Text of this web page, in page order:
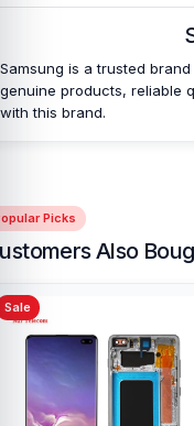
Samsung is a trusted
genuine products, reliable
with this brand.
Picks
Also
Sale